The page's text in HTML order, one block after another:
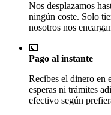
Nos desplazamos
ningún coste. Solo
nosotros nos
💶
Pago al instante
Recibes el dinero en
esperas ni trámites
efectivo según